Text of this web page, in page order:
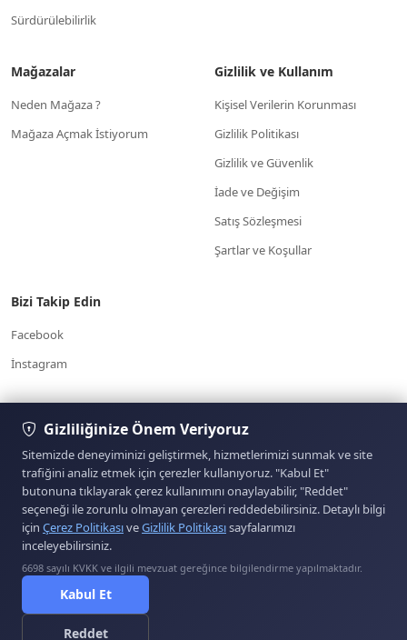
Sürdürülebilirlik
Mağazalar
Neden Mağaza ?
Mağaza Açmak İstiyorum
Gizlilik ve Kullanım
Kişisel Verilerin Korunması
Gizlilik Politikası
Gizlilik ve Güvenlik
İade ve Değişim
Satış Sözleşmesi
Şartlar ve Koşullar
Bizi Takip Edin
Facebook
İnstagram
7/24 Müşteri
Hizmetleri
05354574303
Yardım Merkezi
www.otoparcabul.com/
Sitemizde yer alan kullanıcıların oluşturduğu tüm
içerik, görüş ve bilgilerin doğruluğu, eksiksiz ve
değişmez olduğu, yayınlanması ile ilgili yasal
yükümlülükler içeriği oluşturan kullanıcıya aittir. Bu
içeriğin, görüş ve bilgilerin yanlışlık, eksiklik veya
yasalarla düzenlenmiş kurallara aykırılığından sitemiz
hiçbir şekilde sorumlu değildir. Sorularınız için ilan
sahibi ile irtibata geçebilirsiniz.
ETBİS'e Kayıtlıdır.
Gizliliğinize Önem Veriyoruz
Sitemizde deneyiminizi geliştirmek, hizmetlerimizi sunmak ve site
trafiğini analiz etmek için çerezler kullanıyoruz. "Kabul Et"
butonuna tıklayarak çerez kullanımını onaylayabilir, "Reddet"
seçeneği ile zorunlu olmayan çerezleri reddedebilirsiniz. Detaylı bilgi
için Çerez PolitikasıveGizlilik Politikasısayfalarımızı
inceleyebilirsiniz.
6698 sayılı KVKK ve ilgili mevzuat gereğince bilgilendirme yapılmaktadır.
Kabul Et
Reddet